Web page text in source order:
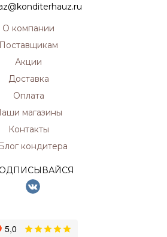
О компании
Поставщикам
Акции
Доставка
Оплата
магазины
Контакты
Блог кондитера